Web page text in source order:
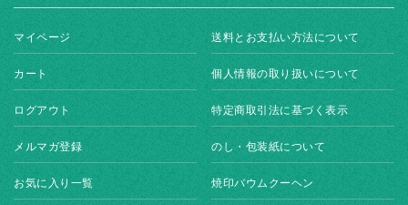
マイページ
カート
ログアウト
メルマガ登録
お気に入り一覧
送料とお支払い方法について
個人情報の取り扱いについて
特定商取引法に基づく表示
のし・包装紙について
焼印バウムクーヘン